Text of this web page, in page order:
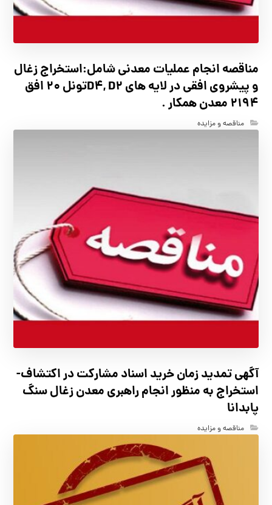
مناقصه انجام عملیات معدنی شامل:استخراج زغال
و پیشروی افقی در لایه های D4, D2تونل 20 افق
2194 معدن همکار .
مناقصه و مزایده
آگهي تمدید زمان خرید اسناد مشارکت در اکتشاف-
استخراج به منظور انجام راهبری معدن زغال سنگ
پابدانا
مناقصه و مزایده